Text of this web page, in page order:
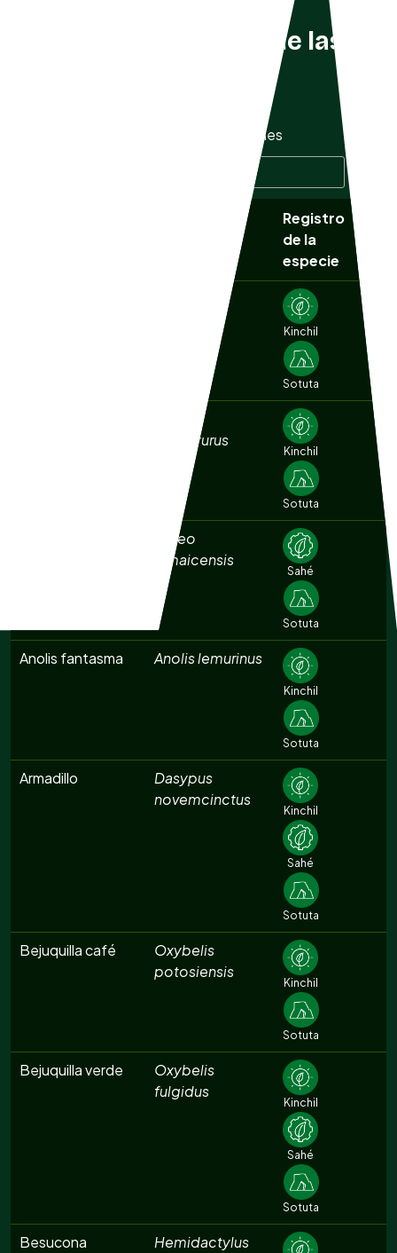
Listado completo de las
especies
Registro
de la
especie
Kinchil
Sotuta
brachyurus
Kinchil
Sotuta
Buteo
jamaicensis
Sahé
Sotuta
Anolis fantasma Anolis lemurinus
Kinchil
Sotuta
Armadillo
Dasypus
novemcinctus
Kinchil
Sahé
Sotuta
Bejuquilla café
Oxybelis
potosiensis
Kinchil
Sotuta
Bejuquilla verde
Oxybelis
fulgidus
Kinchil
Sahé
Sotuta
Besucona
Hemidactylus